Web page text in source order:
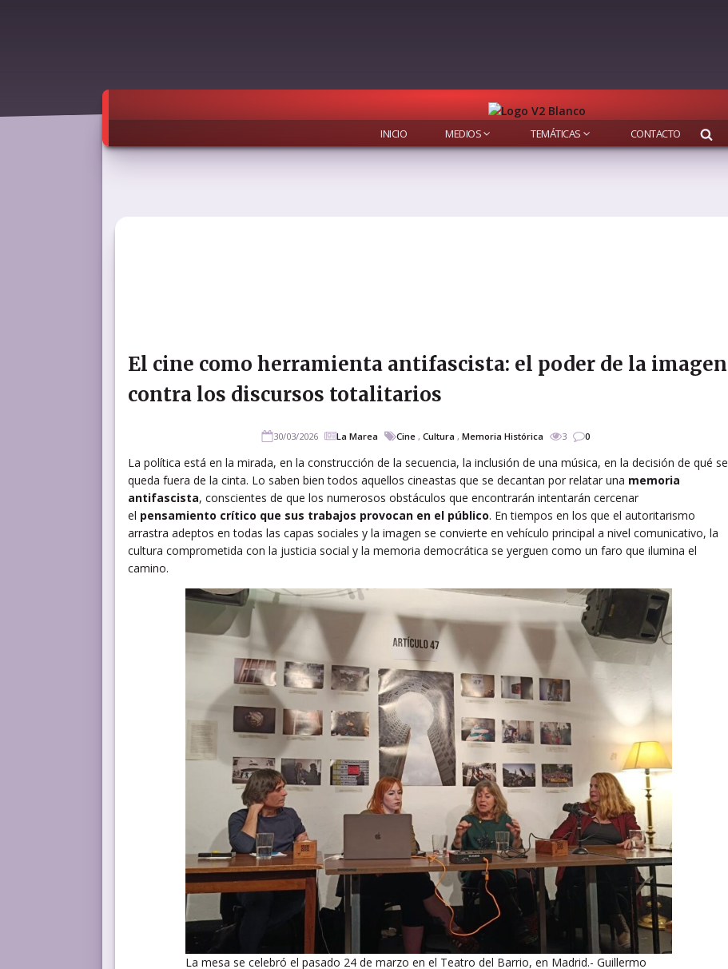
INICIO MEDIOS TEMÁTICAS CONTACTO
El cine como herramienta antifascista: el poder de la imagen
contra los discursos totalitarios
30/03/2026 La Marea Cine, Cultura , Memoria Histórica 3 0
La política está en la mirada, en la construcción de la secuencia, la inclusión de una música, en la decisión de qué se
queda fuera de la cinta. Lo saben bien todos aquellos cineastas que se decantan por relatar una memoria
antifascista, conscientes de que los numerosos obstáculos que encontrarán intentarán cercenar
el pensamiento crítico que sus trabajos provocan en el público. En tiempos en los que el autoritarismo
arrastra adeptos en todas las capas sociales y la imagen se convierte en vehículo principal a nivel comunicativo, la
cultura comprometida con la justicia social y la memoria democrática se yerguen como un faro que ilumina el
camino.
La mesa se celebró el pasado 24 de marzo en el Teatro del Barrio, en Madrid.- Guillermo